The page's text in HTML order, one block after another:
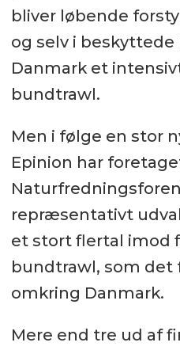
bliver løbende
og selv i beskyttede
Danmark et
bundtrawl.
Men i følge en stor
Epinion har
repræsentativt
et stort flertal imod
bundtrawl, som det
omkring Danmark.
Mere end tre ud af